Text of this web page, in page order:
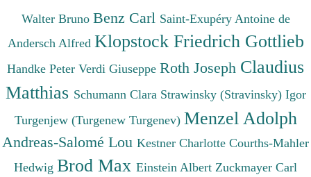
Walter Bruno Benz Carl Saint-Exupéry Antoine de
Andersch Alfred Klopstock Friedrich Gottlieb
Handke Peter Verdi Giuseppe Roth Joseph Claudius
Matthias Schumann Clara Strawinsky (Stravinsky) Igor
Turgenjew (Turgenew Turgenev) Menzel Adolph
Andreas-Salomé Lou Kestner Charlotte Courths-Mahler
Hedwig Brod Max Einstein Albert Zuckmayer Carl